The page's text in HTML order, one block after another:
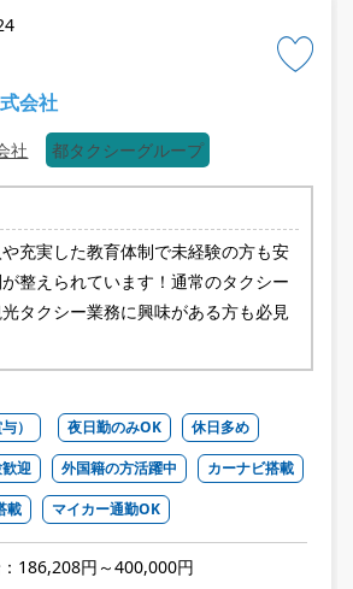
会社
社 都タクシーグループ
充実した教育体制で未経験の方も安
整えられています！通常のタクシー
タクシー業務に興味がある方も必見
） 夜日勤のみOK
休日多め
迎 外国籍の方活躍中
カーナビ搭載
載
マイカー通勤OK
186,208円～400,000円